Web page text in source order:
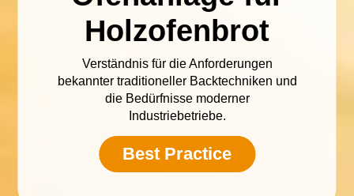
Holzofenbrot
Verständnis für die Anforderungen
bekannter traditioneller Backtechniken und
die Bedürfnisse moderner
Industriebetriebe.
Best Practice